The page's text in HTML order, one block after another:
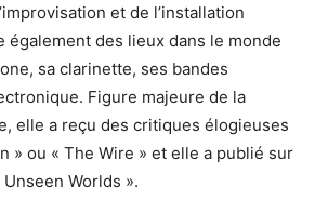
et de l’installation
également des lieux dans le monde
sa clarinette, ses bandes
Figure majeure de la
elle a reçu des critiques élogieuses
» ou « The Wire » et elle a publié sur
Worlds ».